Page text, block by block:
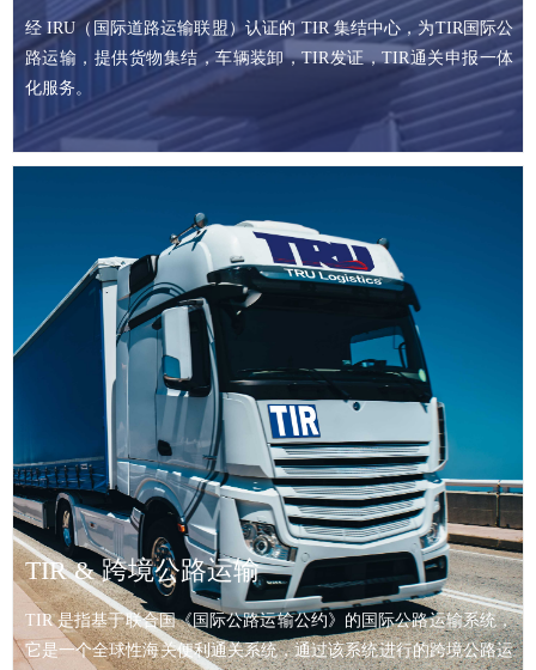
经 IRU（国际道路运输联盟）认证的 TIR 集结中心，为TIR国际公
路运输，提供货物集结，车辆装卸，TIR发证，TIR通关申报一体
化服务。
TIR集结中心（经IRU认证）
经 IRU（国际道路运输联盟）认证的 TIR 集结中心，为TIR国际公
路运输，提供货物集结，车辆装卸，TIR发证，TIR通关申报一体
化服务。
TIR & 跨境公路运输
TIR 是指基于联合国《国际公路运输公约》的国际公路运输系统，
它是一个全球性海关便利通关系统，通过该系统进行的跨境公路运